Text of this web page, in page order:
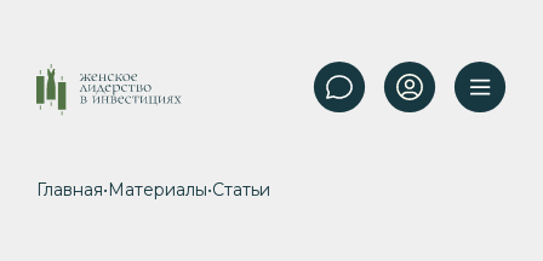
Главная•Материалы•Статьи